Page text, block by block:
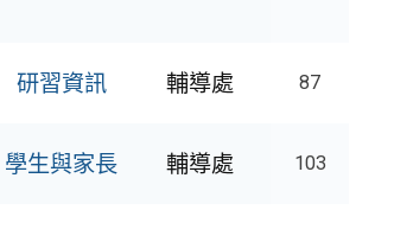
研習資訊 輔導處 87
學生與家長 輔導處 103